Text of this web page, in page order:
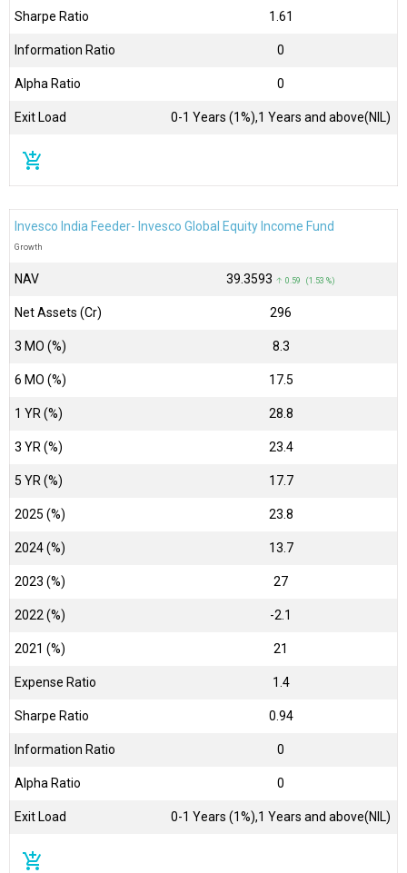
Sharpe Ratio 1.61
Information Ratio 0
Alpha Ratio 0
Exit Load 0-1 Years (1%),1 Years and above(NIL)
add_shopping_cart
Invesco India Feeder- Invesco Global Equity Income Fund
Growth
NAV ₹39.3593 ↑ 0.59 (1.53 %)
Net Assets (Cr) ₹296
3 MO (%) 8.3
6 MO (%) 17.5
1 YR (%) 28.8
3 YR (%) 23.4
5 YR (%) 17.7
2025 (%) 23.8
2024 (%) 13.7
2023 (%) 27
2022 (%) -2.1
2021 (%) 21
Expense Ratio 1.4
Sharpe Ratio 0.94
Information Ratio 0
Alpha Ratio 0
Exit Load 0-1 Years (1%),1 Years and above(NIL)
add_shopping_cart